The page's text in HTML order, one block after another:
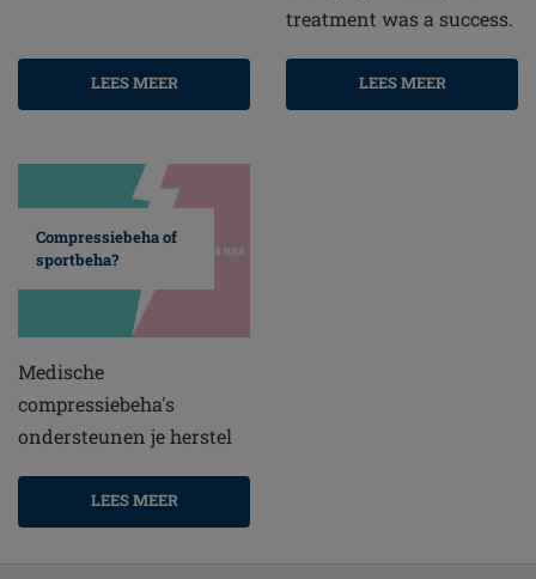
LEES MEER
treatment was a success.
LEES MEER
Compressiebeha of
sportbeha?
Medische
compressiebeha's
ondersteunen je herstel
LEES MEER